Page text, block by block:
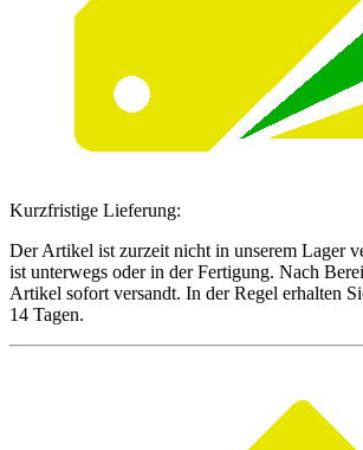
Kurzfristige Lieferung:
Der Artikel ist zurzeit nicht in unserem Lager
ist unterwegs oder in der Fertigung. Nach
Artikel sofort versandt. In der Regel erhalten
14 Tagen.